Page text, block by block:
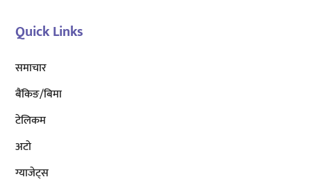
Quick Links
समाचार
बैंकिङ/बिमा
टेलिकम
अटाे
ग्याजेट्स